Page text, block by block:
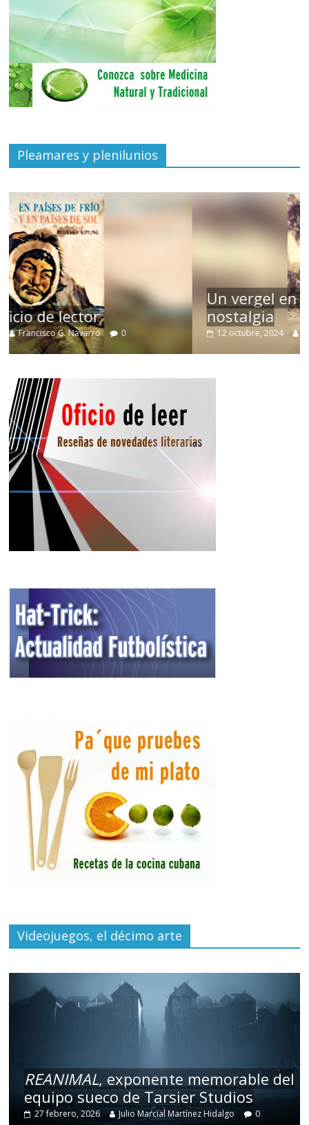
Pleamares y plenilunios
Un vergel en las nieblas de la
nostalgia
12 octubre, 2024 Francisco G. Navarro 0
Videojuegos, el décimo arte
REANIMAL, exponente memorable del
equipo sueco de Tarsier Studios
27 febrero, 2026 Julio Marcial Martínez Hidalgo 0